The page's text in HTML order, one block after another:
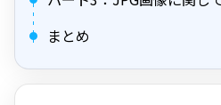
まとめ